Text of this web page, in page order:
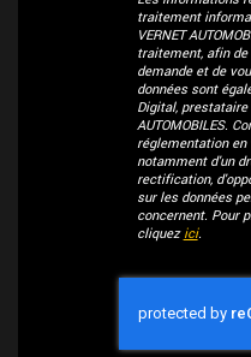
traitement
VERNET
traitement, afin
demande et de
données sont
Digital, prestataire
AUTOMOBILES.
réglementation en
notamment d'un
rectification,
sur les données
concernent. Pour
cliquez ici.